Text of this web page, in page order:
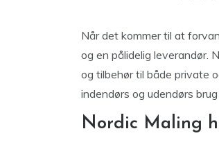
Når det kommer til at
og en pålidelig leverandør.
og tilbehør til både private
indendørs og udendørs
Nordic Maling